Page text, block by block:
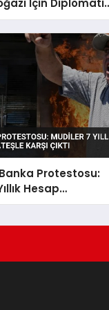
İçin
Sürdürüyor
Protestosu:
Hesap
Karşı Çıktı